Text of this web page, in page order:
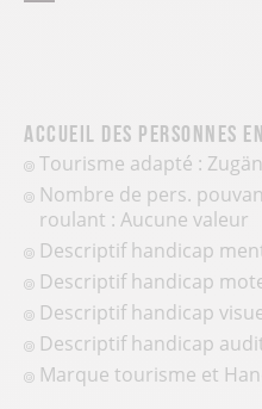
Accueil des personnes
Tourisme adapté :
Nombre de pers.
roulant : Aucune valeur
Descriptif handicap
Descriptif handicap
Descriptif handicap
Descriptif handicap
Marque tourisme et